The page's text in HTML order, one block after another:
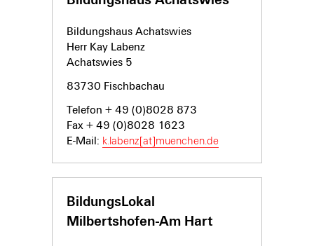
Bildungshaus Achatswies
Herr Kay Labenz
Achatswies 5
83730 Fischbachau
Telefon + 49 (0)8028 873
Fax + 49 (0)8028 1623
E-Mail: k.labenz[at]muenchen.de
BildungsLokal
Milbertshofen-Am Hart